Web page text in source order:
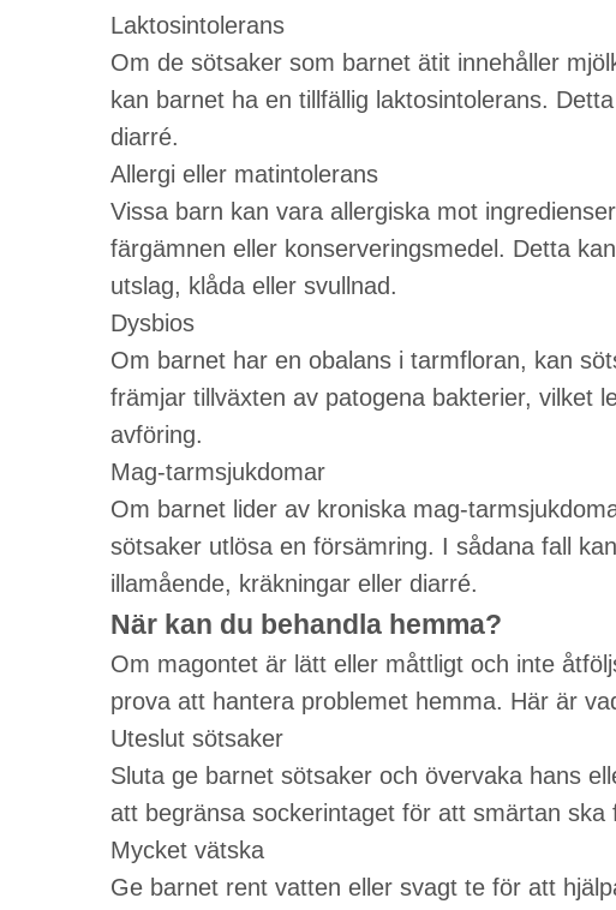
Laktosintolerans
Om de sötsaker som barnet ätit innehåller
kan barnet ha en tillfällig laktosintolerans.
diarré.
Allergi eller matintolerans
Vissa barn kan vara allergiska mot
färgämnen eller konserveringsmedel. Detta
utslag, klåda eller svullnad.
Dysbios
Om barnet har en obalans i tarmfloran, kan
främjar tillväxten av patogena bakterier, vilket
avföring.
Mag-tarmsjukdomar
Om barnet lider av kroniska mag-
sötsaker utlösa en försämring. I sådana fall
illamående, kräkningar eller diarré.
När kan du behandla hemma?
Om magontet är lätt eller måttligt och inte
prova att hantera problemet hemma. Här är
Uteslut sötsaker
Sluta ge barnet sötsaker och övervaka hans
att begränsa sockerintaget för att smärtan ska
Mycket vätska
Ge barnet rent vatten eller svagt te för att